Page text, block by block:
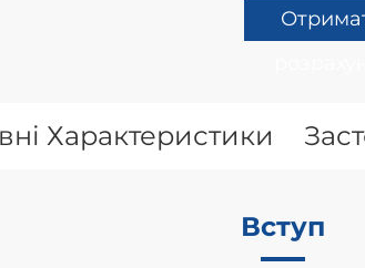
Характеристики
Вступ